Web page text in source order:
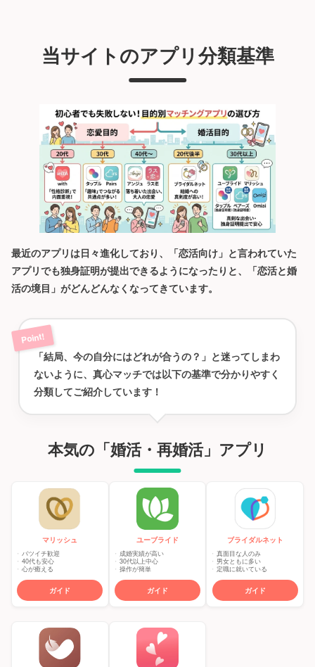
当サイトのアプリ分類基準
最近のアプリは日々進化しており、「恋活向け」と言われていた
アプリでも独身証明が提出できるようになったりと、「恋活と婚
活の境目」がどんどんなくなってきています。
「結局、今の自分にはどれが合うの？」と迷ってしまわ
ないように、真心マッチでは以下の基準で分かりやすく
分類してご紹介しています！
本気の「婚活・再婚活」アプリ
マリッシュ
バツイチ歓迎
40代も安心
心が癒える
ガイド
ユーブライド
成婚実績が高い
30代以上中心
操作が簡単
ガイド
ブライダルネット
真面目な人のみ
男女ともに多い
定職に就いている
ガイド